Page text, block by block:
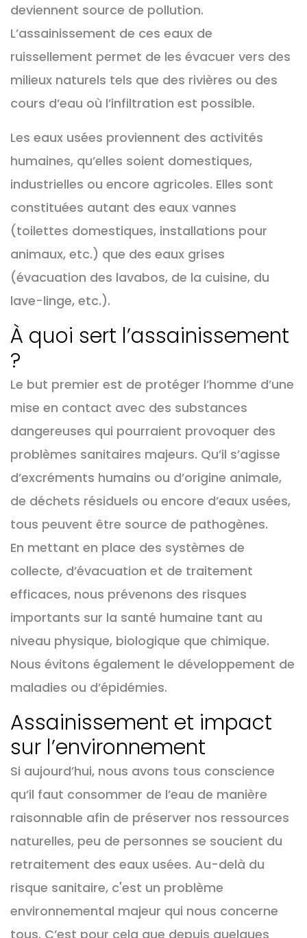
deviennent source de pollution.
L’assainissement de ces eaux de
ruissellement permet de les évacuer vers des
milieux naturels tels que des rivières ou des
cours d’eau où l’infiltration est possible.
Les eaux usées proviennent des activités
humaines, qu’elles soient domestiques,
industrielles ou encore agricoles. Elles sont
constituées autant des eaux vannes
(toilettes domestiques, installations pour
animaux, etc.) que des eaux grises
(évacuation des lavabos, de la cuisine, du
lave-linge, etc.).
À quoi sert l’assainissement
?
Le but premier est de protéger l’homme d’une
mise en contact avec des substances
dangereuses qui pourraient provoquer des
problèmes sanitaires majeurs. Qu’il s’agisse
d’excréments humains ou d’origine animale,
de déchets résiduels ou encore d’eaux usées,
tous peuvent être source de pathogènes.
En mettant en place des systèmes de
collecte, d’évacuation et de traitement
efficaces, nous prévenons des risques
importants sur la santé humaine tant au
niveau physique, biologique que chimique.
Nous évitons également le développement de
maladies ou d’épidémies.
Assainissement et impact
sur l’environnement
Si aujourd’hui, nous avons tous conscience
qu’il faut consommer de l’eau de manière
raisonnable afin de préserver nos ressources
naturelles, peu de personnes se soucient du
retraitement des eaux usées. Au-delà du
risque sanitaire, c'est un problème
environnemental majeur qui nous concerne
tous. C’est pour cela que depuis quelques